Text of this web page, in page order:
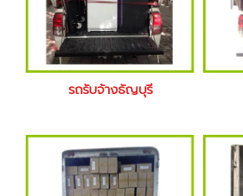
รถรับจ้างธัญบุรี